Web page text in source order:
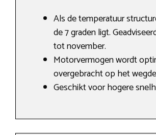
Als de temperatuur
de 7 graden ligt.
tot november.
Motorvermogen wordt
overgebracht op het
Geschikt voor hogere